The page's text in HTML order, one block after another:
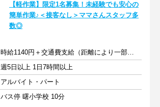
【軽作業】限定1名募集！未経験でも安心の
簡単作業♪＜接客なし＞ママさんスタッフ多
数◎
時給1140円＋交通費支給（距離により一部支給）
週5日以上 1日7時間以上
アルバイト・パート
バス停 曙小学校 10分